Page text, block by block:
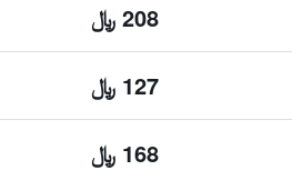
208 ﷼
127 ﷼
168 ﷼